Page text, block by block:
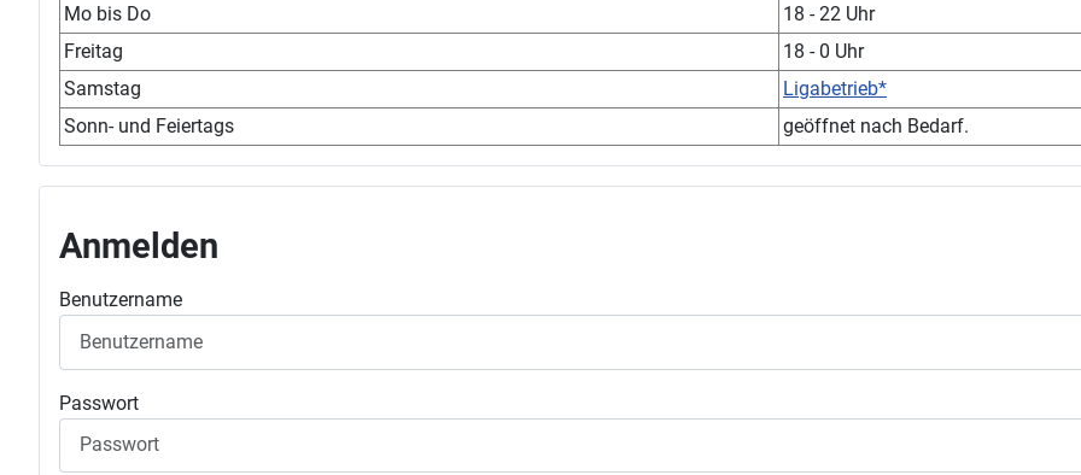
Mo bis Do
18 - 22 Uhr
Freitag
18 - 0 Uhr
Samstag
Ligabetrieb*
Sonn- und Feiertags
geöffnet nach Bedarf.
Anmelden
Benutzername
Passwort